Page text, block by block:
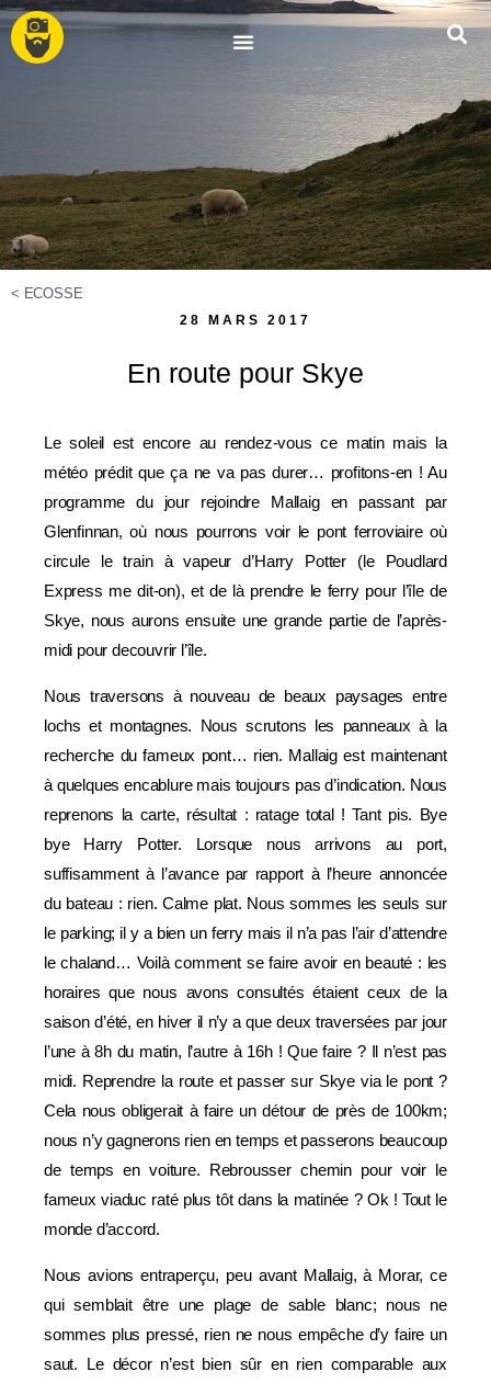
< ECOSSE
28 MARS 2017
En route pour Skye
Le soleil est encore au rendez-vous ce matin mais la
météo prédit que ça ne va pas durer… profitons-en ! Au
programme du jour rejoindre Mallaig en passant par
Glenfinnan, où nous pourrons voir le pont ferroviaire où
circule le train à vapeur d’Harry Potter (le Poudlard
Express me dit-on), et de là prendre le ferry pour l’île de
Skye, nous aurons ensuite une grande partie de l’après-
midi pour decouvrir l’île.
Nous traversons à nouveau de beaux paysages entre
lochs et montagnes. Nous scrutons les panneaux à la
recherche du fameux pont… rien. Mallaig est maintenant
à quelques encablure mais toujours pas d’indication. Nous
reprenons la carte, résultat : ratage total ! Tant pis. Bye
bye Harry Potter. Lorsque nous arrivons au port,
suffisamment à l’avance par rapport à l’heure annoncée
du bateau : rien. Calme plat. Nous sommes les seuls sur
le parking; il y a bien un ferry mais il n’a pas l’air d’attendre
le chaland… Voilà comment se faire avoir en beauté : les
horaires que nous avons consultés étaient ceux de la
saison d’été, en hiver il n’y a que deux traversées par jour
l’une à 8h du matin, l’autre à 16h ! Que faire ? Il n’est pas
midi. Reprendre la route et passer sur Skye via le pont ?
Cela nous obligerait à faire un détour de près de 100km;
nous n’y gagnerons rien en temps et passerons beaucoup
de temps en voiture. Rebrousser chemin pour voir le
fameux viaduc raté plus tôt dans la matinée ? Ok ! Tout le
monde d’accord.
Nous avions entraperçu, peu avant Mallaig, à Morar, ce
qui semblait être une plage de sable blanc; nous ne
sommes plus pressé, rien ne nous empêche d’y faire un
saut. Le décor n’est bien sûr en rien comparable aux